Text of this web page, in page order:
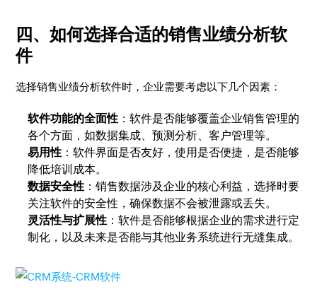
四、如何选择合适的销售业绩分析软
件
选择销售业绩分析软件时，企业需要考虑以下几个因素：
软件功能的全面性 ：软件是否能够覆盖企业销售管理的
各个方面，如数据集成、预测分析、客户管理等。
易用性 ：软件界面是否友好，使用是否便捷，是否能够
降低培训成本。
数据安全性 ：销售数据涉及企业的核心利益，选择时要
关注软件的安全性，确保数据不会被泄露或丢失。
灵活性与扩展性 ：软件是否能够根据企业的需求进行定
制化，以及未来是否能与其他业务系统进行无缝集成。